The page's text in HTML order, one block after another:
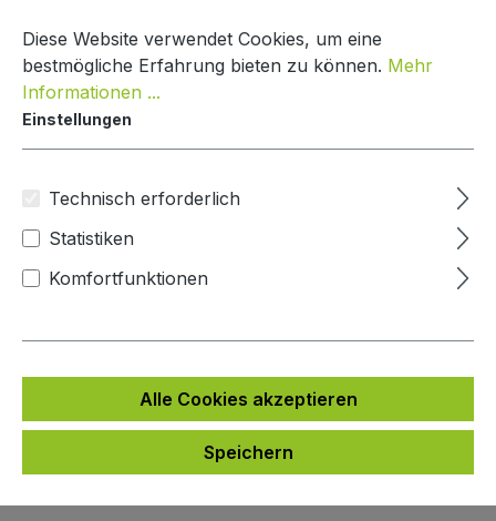
Paketkasten Classic Line
Mypaketkasten
Bildergalerie überspringen
Diese Website verwendet Cookies, um eine
bestmögliche Erfahrung bieten zu können. Mehr
Informationen ...
Einstellungen
Technisch erforderlich
Statistiken
Komfortfunktionen
Alle Cookies akzeptieren
Speichern